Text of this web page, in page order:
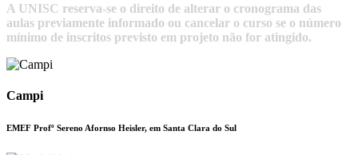
A UNISC reserva-se o direito de alterar o cronograma das
aulas previamente informado ou cancelar o curso se o número
mínimo de inscritos previsto em projeto não for atingido.
Campi
EMEF Profº Sereno Afornso Heisler, em Santa Clara do Sul